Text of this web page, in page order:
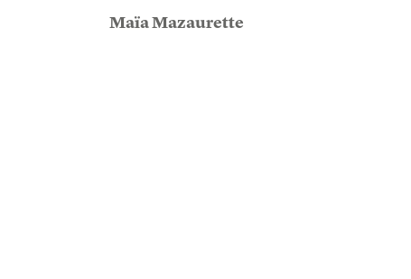
Maïa Mazaurette